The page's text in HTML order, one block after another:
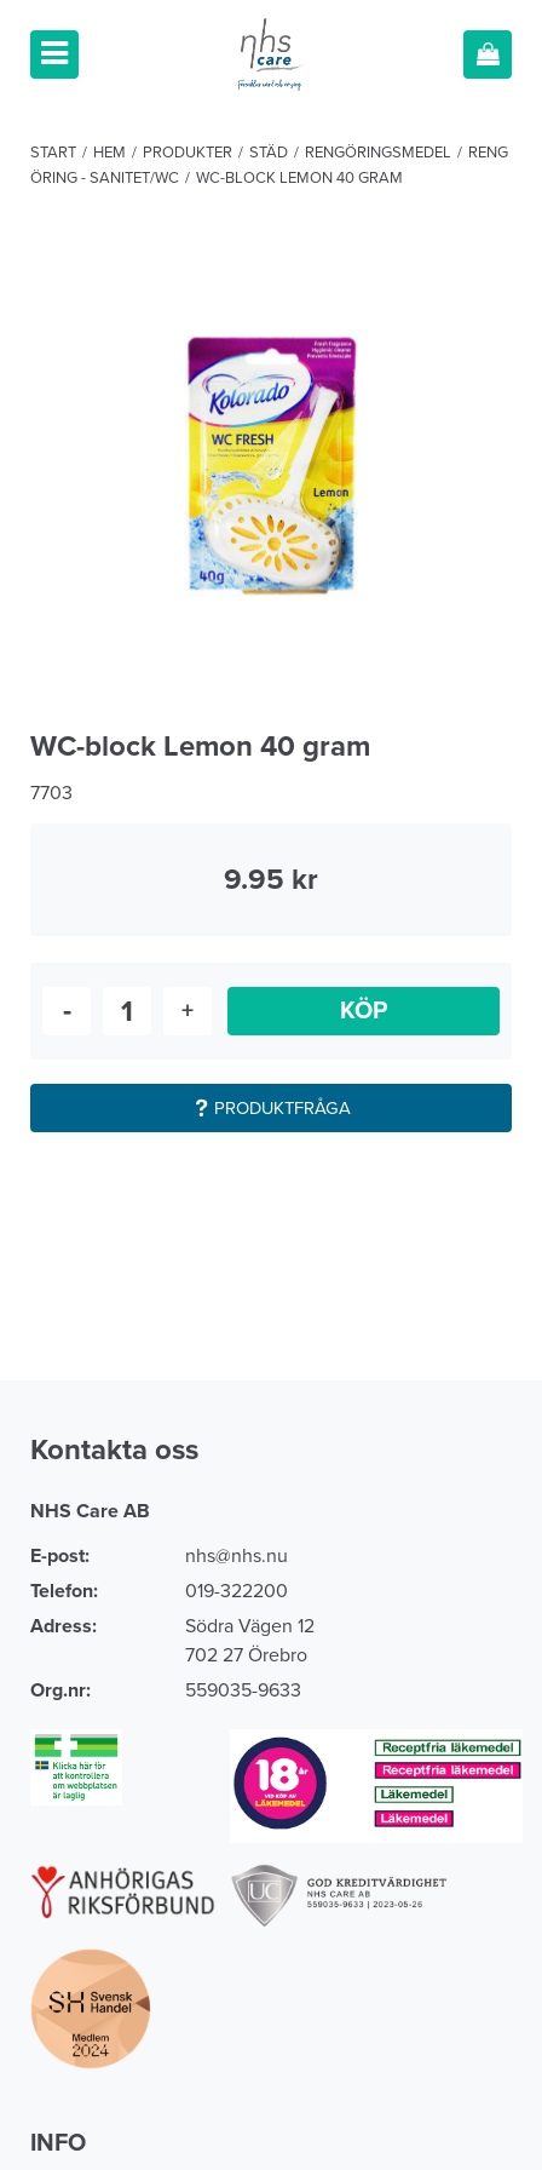
START / HEM / PRODUKTER / STÄD / RENGÖRINGSMEDEL / RENG
ÖRING - SANITET/WC / WC-BLOCK LEMON 40 GRAM
WC-block Lemon 40 gram
7703
9.95
PRODUKTFRÅGA
- + KÖP
Kontakta oss
NHS Care AB
E-post:
nhs@nhs.nu
Telefon:
019-322200
Adress:
Södra Vägen 12
702 27 Örebro
Org.nr:
559035-9633
INFO